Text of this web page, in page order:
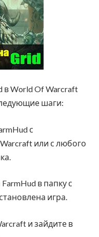
в World Of Warcraft
шаги:
с
или с любого
в папку с
игра.
и зайдите в